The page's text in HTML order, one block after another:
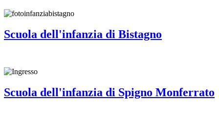
Scuola dell'infanzia di Bistagno
Scuola dell'infanzia di Spigno Monferrato